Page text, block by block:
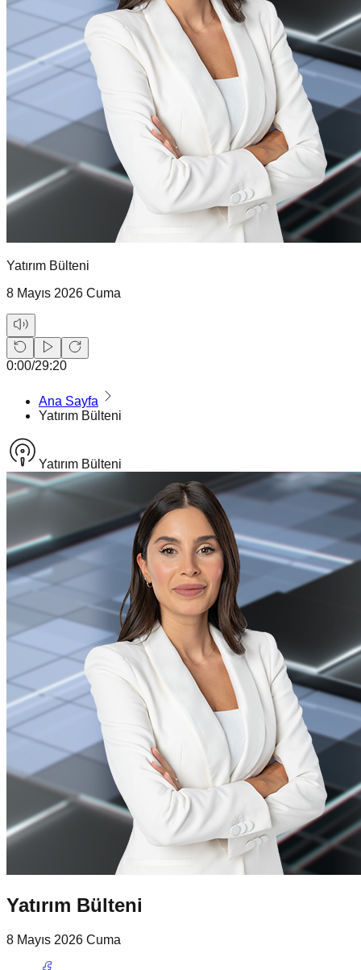
Yatırım Bülteni
8 Mayıs 2026 Cuma
0:00/29:20
Ana Sayfa
Yatırım Bülteni
Yatırım Bülteni
Yatırım Bülteni
8 Mayıs 2026 Cuma